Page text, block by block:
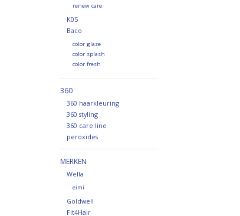
renew care
K05
Baco
color glaze
color splash
color fresh
360
360 haarkleuring
360 styling
360 care line
peroxides
MERKEN
Wella
eimi
Goldwell
Fit4Hair